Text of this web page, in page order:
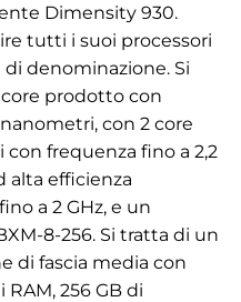
Dimensity 930.
tutti i suoi processori
denominazione. Si
prodotto con
con 2 core
frequenza fino a 2,2
alta efficienza
a 2 GHz, e un
8-256. Si tratta di un
di fascia media con
256 GB di